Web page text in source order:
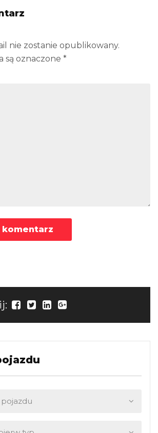
nie zostanie opublikowany.
są oznaczone *